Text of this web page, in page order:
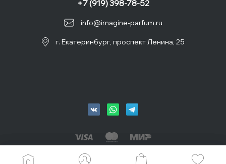
info@imagine-parfum.ru
+7 (919) 398-78-52
г. Екатеринбург, проспект Ленина, 25